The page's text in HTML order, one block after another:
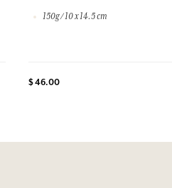
150g / 10 x 14.5 cm
$ 46.00